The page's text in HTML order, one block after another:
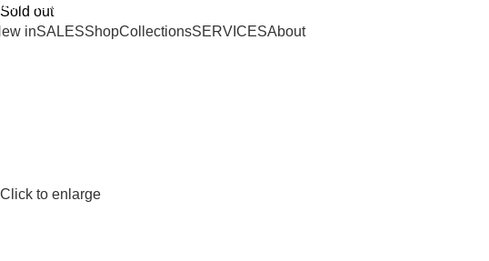
ON ORDERS OVER 100€
inSALESShopCollectionsSERVICESAbout
Sold out
Click to enlarge